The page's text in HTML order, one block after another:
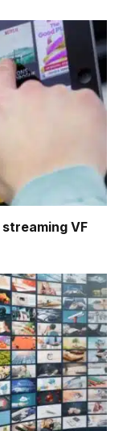
streaming VF